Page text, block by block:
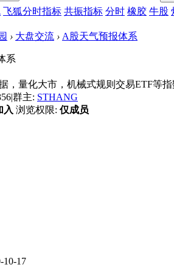
飞狐分时指标 共振指标 分时 橡胶 牛股
› 大盘交流 › A股天气预报体系
，量化大市，机械式规则交易ETF等
|群主: STHANG
入 浏览权限: 仅成员
10-17